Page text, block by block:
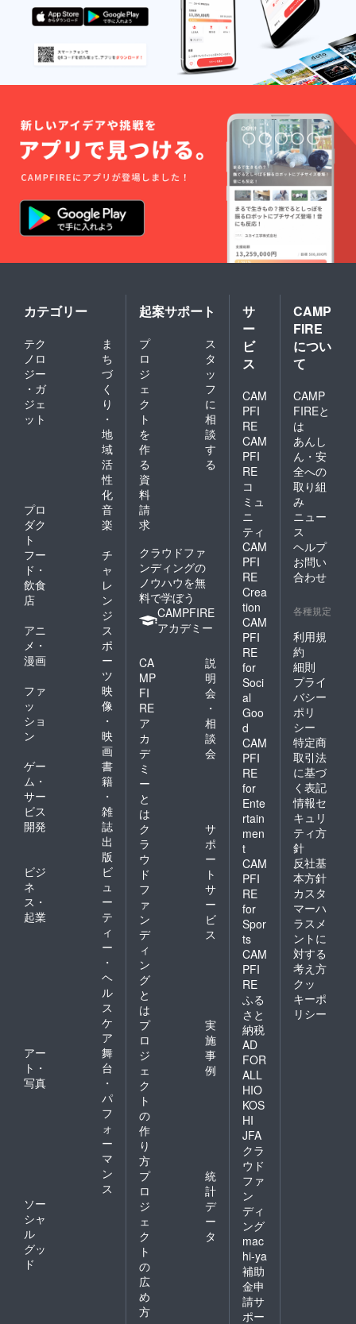
カテゴリー
テク
ノロ
ジー
・ガ
ジェ
ット
ま
ち
づ
く
り
・
地
域
活
性
化
プロ
ダク
ト
音
楽
フー
ド・
飲食
店
チ
ャ
レ
ン
ジ
アニ
メ・
漫画
ス
ポ
ー
ツ
ファ
ッ
ショ
ン
映
像
・
映
画
ゲー
ム・
サー
ビス
開発
書
籍
・
雑
誌
出
版
ビジ
ネ
ス・
起業
ビ
ュ
ー
テ
ィ
ー
・
ヘ
ル
ス
ケ
ア
アー
ト・
写真
舞
台
・
パ
フ
ォ
ー
マ
ン
ス
ソー
シャ
ル
グッ
ド
起案サポート
プ
ロ
ジ
ェ
ク
ト
を
作
る
ス
タ
ッ
フ
に
相
談
す
る
資
料
請
求
クラウドファ
ンディングの
ノウハウを無
料で学ぼう
CAMPFIRE
アカデミー
CA
MP
FI
RE
ア
カ
デ
ミ
ー
と
は
説
明
会
・
相
談
会
ク
ラ
ウ
ド
フ
ァ
ン
デ
ィ
ン
グ
と
は
サ
ポ
ー
ト
サ
ー
ビ
ス
プ
ロ
ジ
ェ
ク
ト
の
作
り
方
実
施
事
例
プ
ロ
ジ
ェ
ク
ト
の
広
め
方
統
計
デ
ー
タ
サ
ー
ビ
ス
CAM
PFI
RE
CAM
PFI
RE
コ
ミュ
ニ
ティ
CAM
PFI
RE
Crea
tion
CAM
PFI
RE
for
Soci
al
Goo
d
CAM
PFI
RE
for
Ente
rtain
men
t
CAM
PFI
RE
for
Spor
ts
CAM
PFI
RE
ふる
さと
納税
AD
FOR
ALL
HIO
KOS
HI
JFA
クラ
ウド
ファ
ン
ディ
ング
mac
hi-ya
補助
金申
請サ
ポー
CAMP
FIRE
につい
て
CAMP
FIREと
は
あんし
ん・安
全への
取り組
み
ニュー
ス
ヘルプ
お問い
合わせ
各種規定
利用規
約
細則
プライ
バシー
ポリ
シー
特定商
取引法
に基づ
く表記
情報セ
キュリ
ティ方
針
反社基
本方針
カスタ
マーハ
ラスメ
ントに
対する
考え方
クッ
キーポ
リシー